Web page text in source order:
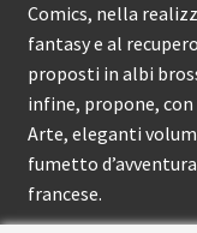
Comics, nella
fantasy e al
proposti in albi
infine, propone, con
Arte, eleganti
fumetto
francese.